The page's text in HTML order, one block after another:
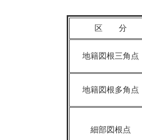
区 分
地籍図根三角点
地籍図根多角点
細部図根点